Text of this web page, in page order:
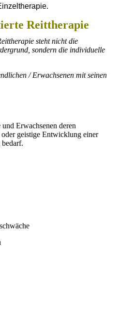
Reittherapie
steht nicht die
sondern die individuelle
/ Erwachsenen mit seinen
Erwachsenen deren
geistige Entwicklung einer